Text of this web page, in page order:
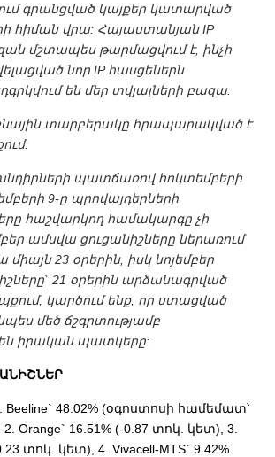
ում գրանցված կայքեր կատարված
հիման վրա: Հայաստանյան IP
մշտապես թարմացվում է, ինչի
նոր IP հասցեներն
են մեր տվյալների բազա:
տարբերակը հրապարակված է
պատճառով հոկտեմբերի
9-ը պրովայդերների
հաշվարկող համակարգը չի
ամսվա ցուցանիշները ներառում
23 օրերին, իսկ նոյեմբեր
21 օրերին արձանագրված
կարծում ենք, որ ստացված
մեծ ճշգրտությամբ
են իրական պատկերը:
48.02% (օգոստոսի համեմատ՝
Orange` 16.51% (-0.87 տոկ. կետ), 3.
տոկ. կետ), 4. Vivacell-MTS` 9.42%